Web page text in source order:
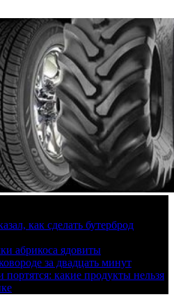
как сделать бутерброд
абрикоса ядовиты
за двадцать минут
портятся: какие продукты нельзя